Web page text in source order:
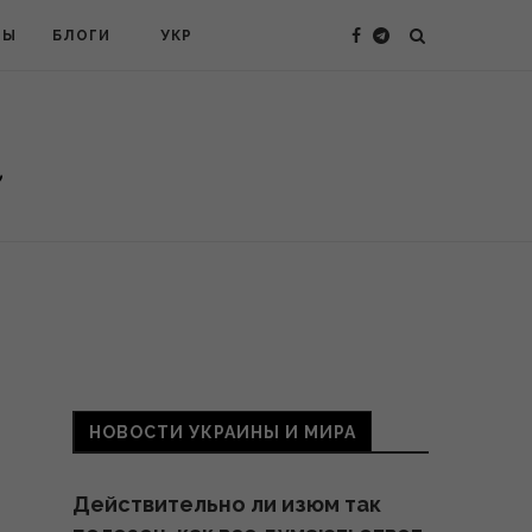
БЛОГИ УКР
НОВОСТИ УКРАИНЫ И МИРА
Действительно ли изюм так